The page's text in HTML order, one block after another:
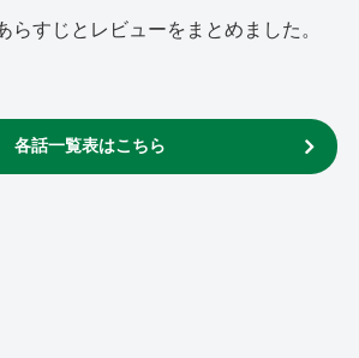
すじとレビューをまとめました。
各話一覧表はこちら